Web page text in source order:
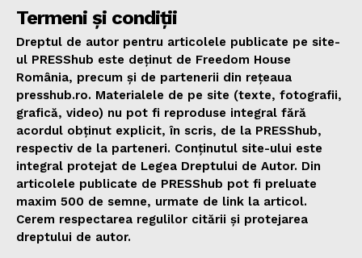
Termeni și condiții
Dreptul de autor pentru articolele publicate pe site-
ul PRESShub este deținut de Freedom House
România, precum și de partenerii din rețeaua
presshub.ro. Materialele de pe site (texte, fotografii,
grafică, video) nu pot fi reproduse integral fără
acordul obținut explicit, în scris, de la PRESShub,
respectiv de la parteneri. Conținutul site-ului este
integral protejat de Legea Dreptului de Autor. Din
articolele publicate de PRESShub pot fi preluate
maxim 500 de semne, urmate de link la articol.
Cerem respectarea regulilor citării și protejarea
dreptului de autor.